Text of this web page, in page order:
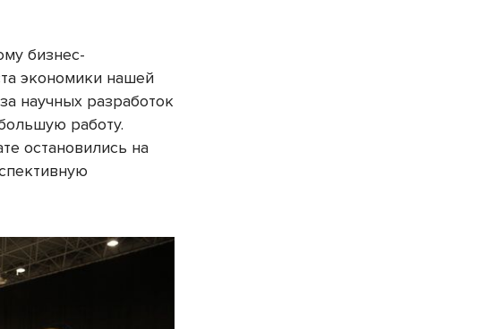
бизнес-
экономики нашей
научных разработок
работу.
остановились на